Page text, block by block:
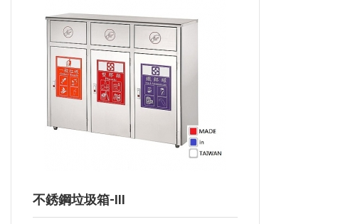
不銹鋼垃圾箱-III